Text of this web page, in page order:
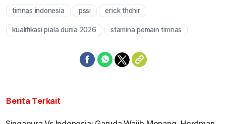
timnas indonesia pssi erick thohir
kualifikasi piala dunia 2026 stamina pemain timnas
Berita Terkait